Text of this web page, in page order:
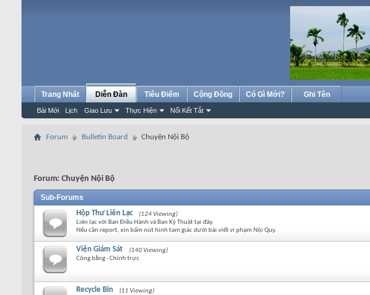
Trang Nhất Diễn Đàn
Bài Mới Lịch Giao Lưu Thực Hiện Nối Kết Tắt
Tiêu Điểm Cộng Đồng Có Gì Mới? Ghi Tên
Forum Bulletin Board Chuyện Nội Bộ
Forum: Chuyện Nội Bộ
Sub-Forums
Hộp Thư Liên Lạc
(124 Viewing)
Liên lạc với Ban Điều Hành và Ban Kỹ Thuật tại đây.
Nếu cần report, xin bấm nút hình tam giác dưới bài viết vi phạm Nội Quy.
Viện Giám Sát
(140 Viewing)
Công bằng - Chính trực
Recycle Bin
(11 Viewing)